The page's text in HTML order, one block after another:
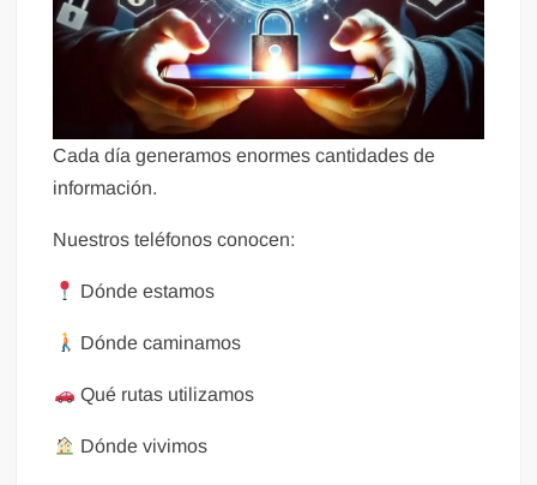
Cada día generamos enormes cantidades de
información.
Nuestros teléfonos conocen:
Dónde estamos
Dónde caminamos
Qué rutas utilizamos
Dónde vivimos